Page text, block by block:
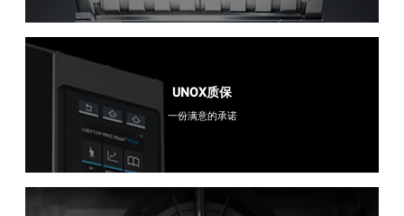
UNOX质保
一份满意的承诺